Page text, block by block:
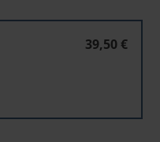
39,50 €